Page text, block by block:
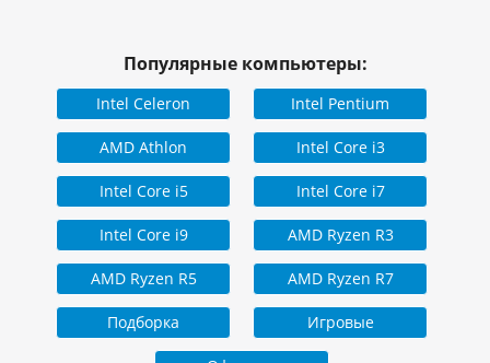
Популярные компьютеры:
Intel Celeron Intel Pentium
AMD Athlon Intel Core i3
Intel Core i5 Intel Core i7
Intel Core i9 AMD Ryzen R3
AMD Ryzen R5 AMD Ryzen R7
Подборка Игровые